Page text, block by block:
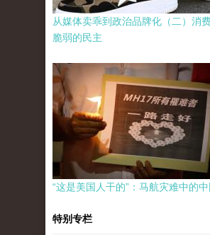
从媒体卖乖到政治品牌化（二）消
脆弱的民主
“这是美国人干的”：马航灾难中的
特别专栏